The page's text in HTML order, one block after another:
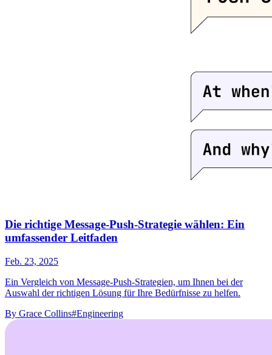
Die richtige Message-Push-Strategie wählen: Ein
umfassender Leitfaden
Feb. 23, 2025
Ein Vergleich von Message-Push-Strategien, um Ihnen bei der
Auswahl der richtigen Lösung für Ihre Bedürfnisse zu helfen.
By Grace Collins#Engineering